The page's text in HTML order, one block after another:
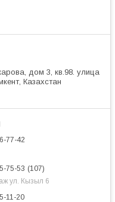
дом 3, кв.98. улица
Казахстан
77-42
75-53
107
ул. Кызыл 6
11-20